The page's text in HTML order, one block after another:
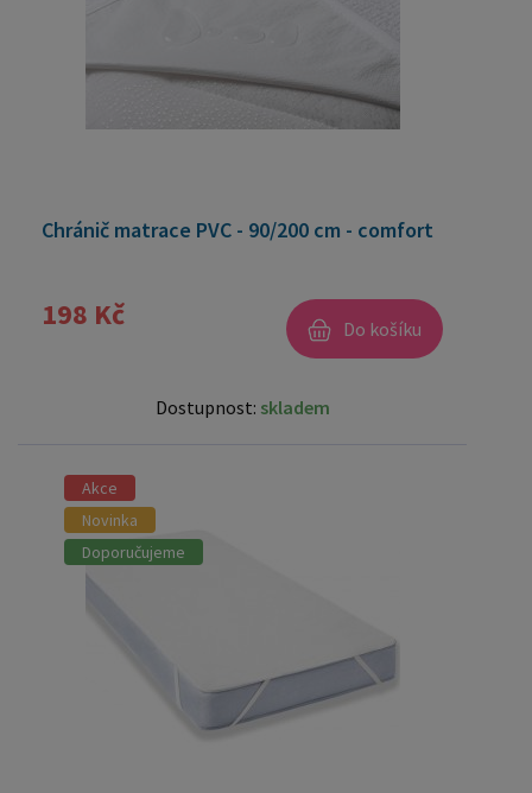
Chránič matrace PVC - 90/200 cm - comfort
198 Kč Do košíku
Dostupnost: skladem
Akce
Novinka
Doporučujeme